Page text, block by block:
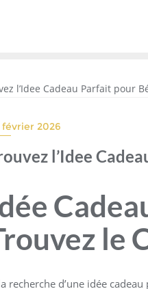
février 2026
l’Idee
le
recherche d’une idée